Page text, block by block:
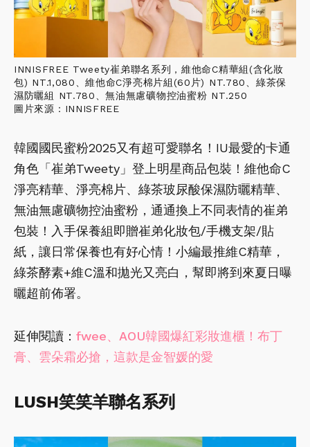
INNISFREE Tweety崔弟聯名系列，維他命C精華組(含化妝
包) NT.1,080、維他命C淨亮棉片組(60片) NT.780、綠茶保
濕防曬組 NT.780、無油無慮礦物控油蜜粉 NT.250
圖片來源：INNISFREE
韓國國民蜜粉2025又有超可愛聯名！IU最愛的卡通
角色「崔弟Tweety」登上明星商品包裝！維他命C
淨亮精華、淨亮棉片、綠茶玻尿酸保濕防曬精華、
無油無慮礦物控油蜜粉，通通換上不同表情的崔弟
包裝！入手保養組即贈崔弟化妝包/手機支架/貼
紙，讓日常保養也有好心情！小編最推維C精華，
綠茶酵素+維C溫和拋光又亮白，幫即將到來夏日曝
曬超前佈署。
延伸閱讀： fwee、AOU韓國爆紅彩妝進櫃！布丁
膏、雲朵霜必搶，這款是金智媛的愛
LUSH笑笑羊聯名系列